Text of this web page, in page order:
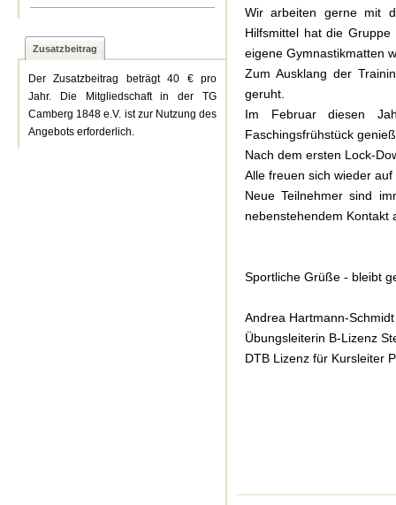
Zusatzbeitrag
Der Zusatzbeitrag beträgt 40 € pro
Jahr. Die Mitgliedschaft in der TG
Camberg 1848 e.V. ist zur Nutzung des
Angebots erforderlich.
Wir arbeiten gerne mit
Hilfsmittel hat die
eigene Gymnastikmatten
Zum Ausklang der
geruht.
Im Februar diesen
Faschingsfrühstück
Nach dem ersten Lock-
Alle freuen sich wieder
Neue Teilnehmer sind
nebenstehendem Kontakt
Sportliche Grüße - bleibt
Andrea Hartmann-Schmidt
Übungsleiterin B-Lizenz
DTB Lizenz für Kursleiter